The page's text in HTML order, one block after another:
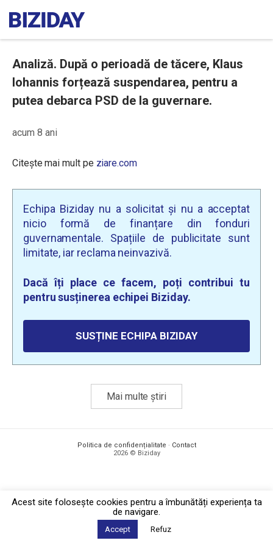
Analiză. După o perioadă de tăcere, Klaus
Iohannis forțează suspendarea, pentru a
putea debarca PSD de la guvernare.
acum 8 ani
Citește mai mult pe ziare.com
Echipa Biziday nu a solicitat și nu a acceptat
nicio formă de finanțare din fonduri
guvernamentale. Spațiile de publicitate sunt
limitate, iar reclama neinvazivă.
Dacă îți place ce facem, poți contribui tu
pentru susținerea echipei Biziday.
SUSȚINE ECHIPA BIZIDAY
Mai multe știri
Politica de confidențialitate · Contact
2026 © Biziday
Acest site foloseşte cookies pentru a îmbunătăți experiența ta
de navigare.
Accept Refuz